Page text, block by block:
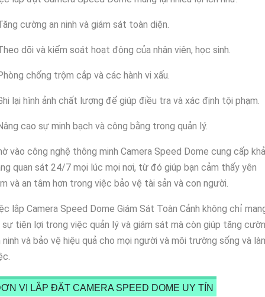
cường an ninh và giám sát toàn diện.
dõi và kiểm soát hoạt động của nhân viên, học sinh.
chống trộm cắp và các hành vi xấu.
lại hình ảnh chất lượng để giúp điều tra và xác định tội phạm.
cao sự minh bạch và công bằng trong quản lý.
vào công nghệ thông minh Camera Speed Dome cung cấp khả
quan sát 24/7 mọi lúc mọi nơi, từ đó giúp bạn cảm thấy yên
và an tâm hơn trong việc bảo vệ tài sản và con người.
lắp Camera Speed Dome Giám Sát Toàn Cảnh không chỉ
sự tiện lợi trong việc quản lý và giám sát mà còn giúp tăng
ninh và bảo vệ hiệu quả cho mọi người và môi trường sống và
VỊ LẮP ĐẶT CAMERA SPEED DOME UY TÍN